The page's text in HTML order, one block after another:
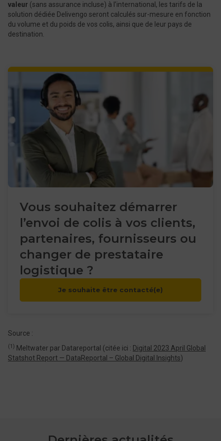
valeur (sans assurance incluse) à l’international, les tarifs de la
solution dédiée Delivengo seront calculés sur-mesure en fonction
du volume et du poids de vos colis, ainsi que de leur pays de
destination.
Vous souhaitez démarrer
l’envoi de colis à vos clients,
partenaires, fournisseurs ou
changer de prestataire
logistique ?
Je souhaite être contacté(e)
Source :
(1) Meltwater par Datareportal (citée ici : Digital 2023 April Global
Statshot Report — DataReportal – Global Digital Insights)